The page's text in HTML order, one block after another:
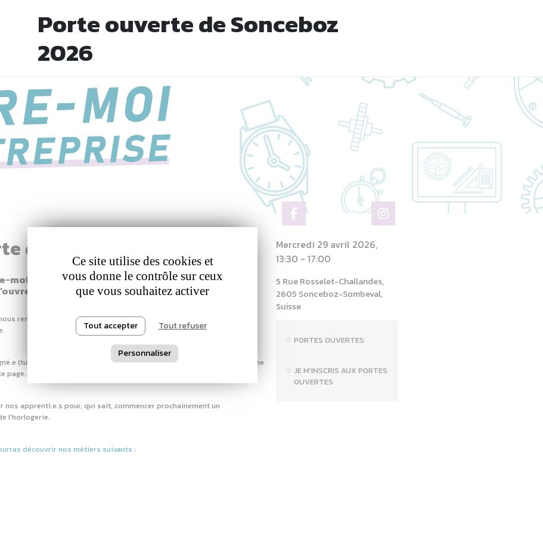
Porte ouverte de Sonceboz
2026
de Sonceboz 2026
moi ton entreprise", la manufacture Sonceboz sa
ses portes !
rendre visite et t'essayer aux formations que l'entreprise
(tu peux prendre un parent ou un proche avec toi, c'est d'ailleurs même
page.
apprenti.e.s pour, qui sait, commencer prochainement un
l'horlogerie.
découvrir nos métiers suivants :
Mercredi 29 avril 2026,
13:30 - 17:00
5 Rue Rosselet-Challandes,
2605 Sonceboz-Sombeval,
Suisse
PORTES OUVERTES
JE M'INSCRIS AUX PORTES
OUVERTES
Ce site utilise des cookies et
vous donne le contrôle sur ceux
que vous souhaitez activer
Tout accepter Tout refuser
Personnaliser